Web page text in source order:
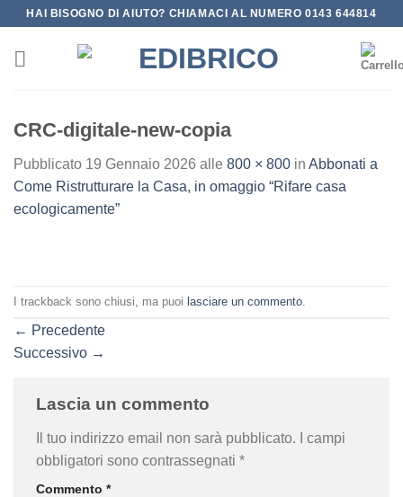
Salta
contenuti
HAI BISOGNO DI AIUTO? CHIAMACI AL NUMERO 0143 644814
CRC-digitale-new-copia
Pubblicato 19 Gennaio 2026 alle 800 × 800 in Abbonati a
Come Ristrutturare la Casa, in omaggio “Rifare casa
ecologicamente”
I trackback sono chiusi, ma puoi lasciare un commento
← Precedente
Successivo →
Lascia un commento
Il tuo indirizzo email non sarà pubblicato.
I campi
obbligatori sono contrassegnati *
Commento *